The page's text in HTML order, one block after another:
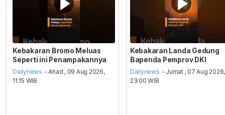
Kebakaran Bromo Meluas
Seperti ini Penampakannya
Dailynews - Ahad , 09 Aug 2026,
11:15 WIB
Kebakaran Landa Gedung
Bapenda Pemprov DKI
Dailynews - Jumat , 07 Aug 2026,
23:00 WIB